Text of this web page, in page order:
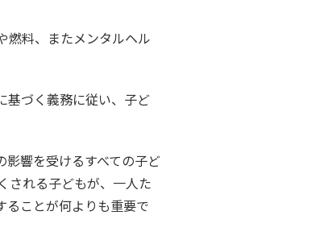
燃料、またメンタルヘル
基づく義務に従い、子ど
響を受けるすべての子ど
される子どもが、一人た
ることが何よりも重要で